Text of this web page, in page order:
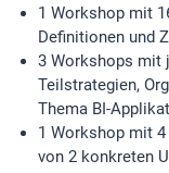
1 Workshop mit
Definitionen und
3 Workshops mit
Teilstrategien,
Thema BI-
1 Workshop mit
von 2 konkreten